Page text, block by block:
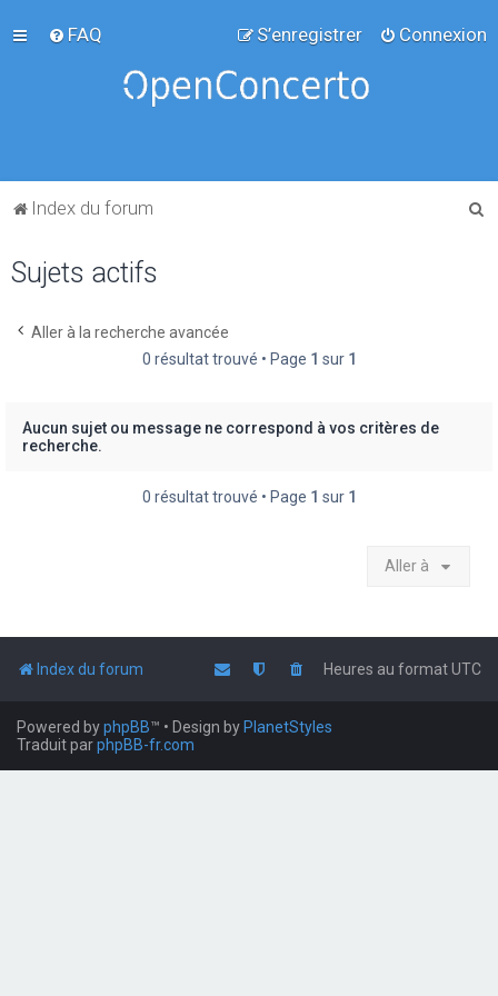
FAQ Connexion
S’enregistrer
Index du forum
Sujets actifs
Aller à la recherche avancée
0 résultat trouvé • Page 1 sur 1
Aucun sujet ou message ne correspond à vos critères de
recherche.
0 résultat trouvé • Page 1 sur 1
Aller à
Index du forum Heures au formatUTC
Powered byphpBB™ • Design by PlanetStyles
Traduit parphpBB-fr.com